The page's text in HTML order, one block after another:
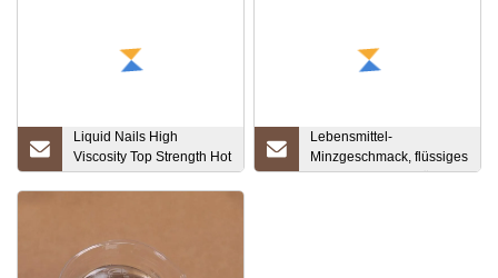
Liquid Nails High
Viscosity Top Strength Hot
Sale-Produktzertifikat
Lebensmittel-
Minzgeschmack, flüssiges
Konzentrat Minze für